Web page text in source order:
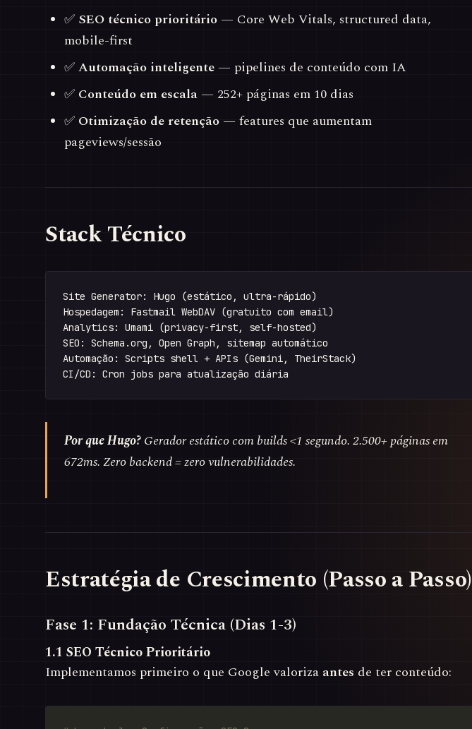
✅ SEO técnico prioritário — Core Web Vitals, structured data,
mobile-first
✅Automação inteligente — pipelines de conteúdo com IA
✅ Conteúdo em escala — 252+ páginas em 10 dias
✅ Otimização de retenção — features que aumentam
pageviews/sessão
Stack Técnico
Site Generator: Hugo (estático, ultra-rápido)
Hospedagem: Fastmail WebDAV (gratuito com email)
Analytics: Umami (privacy-first, self-hosted)
SEO: Schema.org, Open Graph, sitemap automático
Automação: Scripts shell + APIs (Gemini, TheirStack)
Por que Hugo?Gerador estático com builds <1 segundo. 2.500+ páginas em
672ms. Zero backend = zero vulnerabilidades.
Estratégia de Crescimento (Passo a Passo)
Fase 1: Fundação Técnica (Dias 1-3)
1.1 SEO Técnico Prioritário
Implementamos primeiro o que Google valoriza antes de ter conteúdo: